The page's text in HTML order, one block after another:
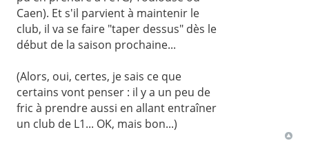
Caen). Et s'il parvient à maintenir le
club, il va se faire "taper dessus" dès le
début de la saison prochaine...
(Alors, oui, certes, je sais ce que
certains vont penser : il y a un peu de
fric à prendre aussi en allant entraîner
un club de L1... OK, mais bon...)